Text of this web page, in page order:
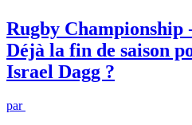
Rugby Championship
Déjà la fin de saison
Israel Dagg ?
par